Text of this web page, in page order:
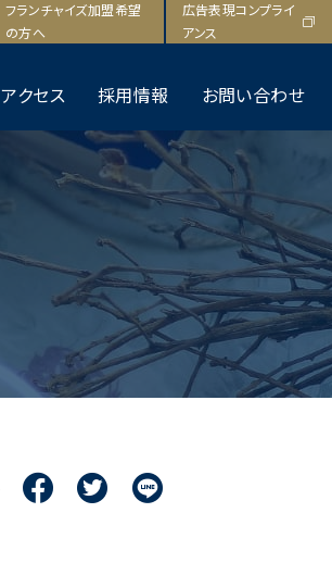
アクセス 採用情報 お問い合わせ
フランチャイズ加盟希望
の方へ
広告表現コンプライ
アンス
a
e
b
o
w
t
t
e
r
i
e